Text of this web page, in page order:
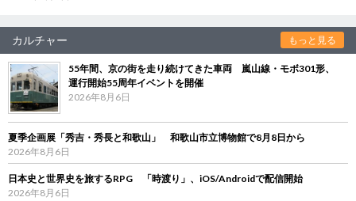
カルチャー もっと見る
55年間、京の街を走り続けてきた車両 嵐山線・モボ301形、
運行開始55周年イベントを開催
2026年8月6日
夏季企画展「秀吉・秀長と和歌山」 和歌山市立博物館で8月8日から
2026年8月6日
日本史と世界史を旅するRPG 「時渡り」、iOS/Androidで配信開始
2026年8月6日